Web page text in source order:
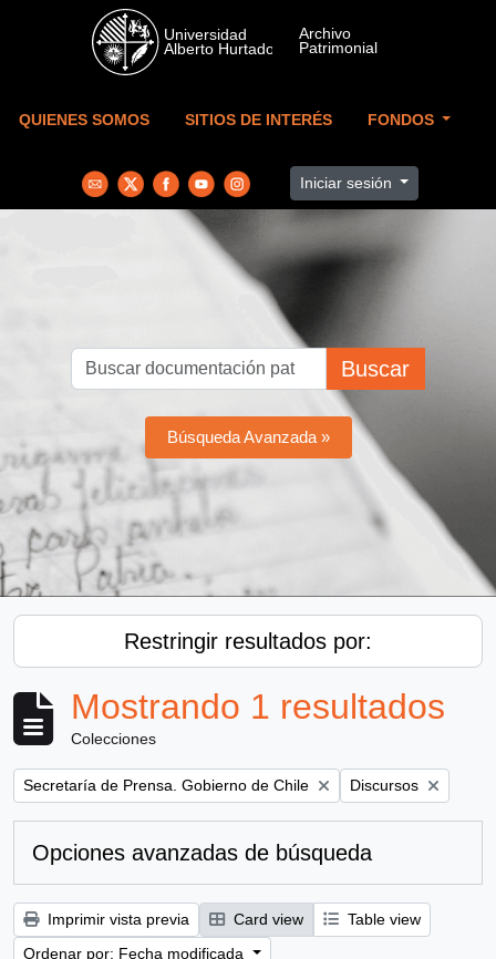
Skip to main content
QUIENES SOMOS SITIOS DE INTERÉS FONDOS
Iniciar sesión
Buscar
Búsqueda Avanzada »
Restringir resultados por:
Mostrando 1 resultados
Colecciones
Remove filter:
Secretaría de Prensa. Gobierno de Chile Remove filter:
Discursos
Opciones avanzadas de búsqueda
Imprimir vista previa Card view
Table view
Ordenar por: Fecha modificada